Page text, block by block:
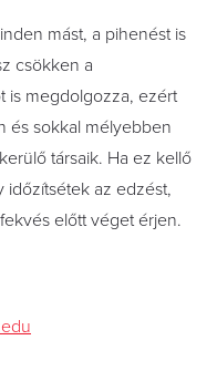
mást, a pihenést is
csökken a
is megdolgozza, ezért
és sokkal mélyebben
társaik. Ha ez kellő
időzítsétek az edzést,
előtt véget érjen.